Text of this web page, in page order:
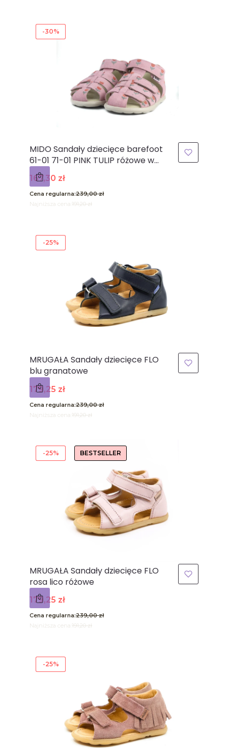
MIDO Sandały dziecięce barefoot
61-01 71-01 PINK TULIP różowe w
tulipany z zakrytymi palcami
Cena promocyjna
167,30 zł
Cena regularna:239,00 zł
-30%
Najniższa cena: 191,20 zł
MRUGAŁA Sandały dziecięce FLO
blu granatowe
Cena promocyjna
179,25 zł
Cena regularna:239,00 zł
-25%
Najniższa cena: 191,20 zł
BESTSELLER
MRUGAŁA Sandały dziecięce FLO
rosa lico różowe
Cena promocyjna
179,25 zł
Cena regularna:239,00 zł
-25%
Najniższa cena: 191,20 zł
-25%